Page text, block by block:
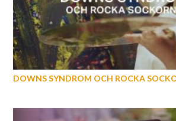
DOWNS SYNDROM OCH ROCKA